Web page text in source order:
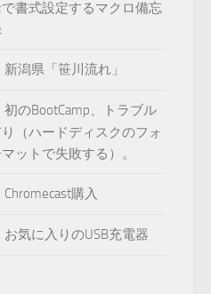
書式設定するマクロ備忘
新潟県「笹川流れ」
初のBootCamp、トラブル
（ハードディスクのフォ
ットで失敗する）。
Chromecast購入
お気に入りのUSB充電器